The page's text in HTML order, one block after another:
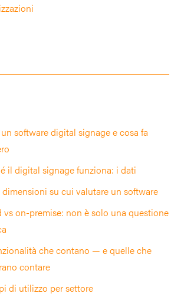
un software digital signage e cosa fa
il digital signage funziona: i dati
dimensioni su cui valutare un software
vs on-premise: non è solo una questione
che contano — e quelle che
contare
di utilizzo per settore